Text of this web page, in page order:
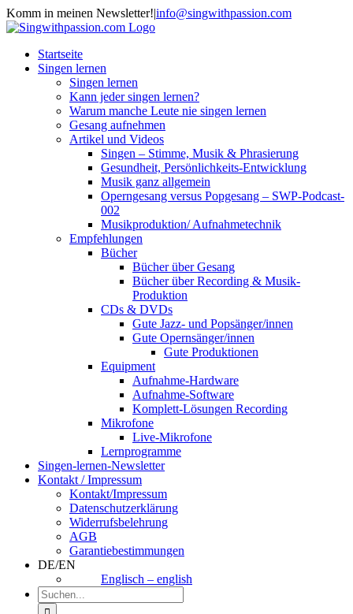
Zum
Inhalt
Komm in meinen Newsletter!|info@singwithpassion.com
Facebook
Twitter
YouTube
E-
Startseite
Singen lernen
Singen lernen
Kann jeder singen lernen?
Warum manche Leute nie singen lernen
Gesang aufnehmen
Artikel und Videos
Singen – Stimme, Musik & Phrasierung
Gesundheit, Persönlichkeits-Entwicklung
Musik ganz allgemein
Operngesang versus Popgesang – SWP-Podcast-
002
Musikproduktion/ Aufnahmetechnik
Empfehlungen
Bücher
Bücher über Gesang
Bücher über Recording & Musik-
Produktion
CDs & DVDs
Gute Jazz- und Popsänger/innen
Gute Opernsänger/innen
Gute Produktionen
Equipment
Aufnahme-Hardware
Aufnahme-Software
Komplett-Lösungen Recording
Mikrofone
Live-Mikrofone
Lernprogramme
Singen-lernen-Newsletter
Kontakt / Impressum
Kontakt/Impressum
Datenschutzerklärung
Widerrufsbelehrung
AGB
Garantiebestimmungen
DE/EN
Englisch – english
Suche
nach: